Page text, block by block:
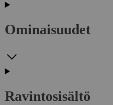
Ominaisuudet
Ravintosisältö